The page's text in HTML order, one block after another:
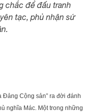
chắc để đấu tranh
tạc, phủ nhận sứ
Đảng Cộng sản” ra đời đánh
nghĩa Mác. Một trong những